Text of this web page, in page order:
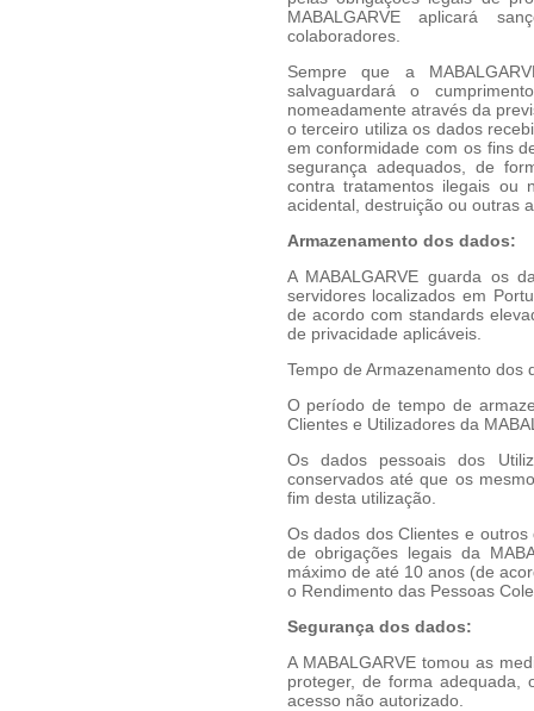
MABALGARVE aplicará
colaboradores.
Sempre que a
salvaguardará o
nomeadamente através da
o terceiro utiliza os dados
em conformidade com os fins
segurança adequados, de
contra tratamentos ilegais ou
acidental, destruição ou outras
Armazenamento dos dados:
A MABALGARVE guarda os
servidores localizados em
de acordo com standards
de privacidade aplicáveis.
Tempo de Armazenamento dos
O período de tempo de
Clientes e Utilizadores da
Os dados pessoais dos
conservados até que os
fim desta utilização.
Os dados dos Clientes e
de obrigações legais da
máximo de até 10 anos (de
o Rendimento das Pessoas
Segurança dos dados:
A MABALGARVE tomou as
proteger, de forma adequada,
acesso não autorizado.